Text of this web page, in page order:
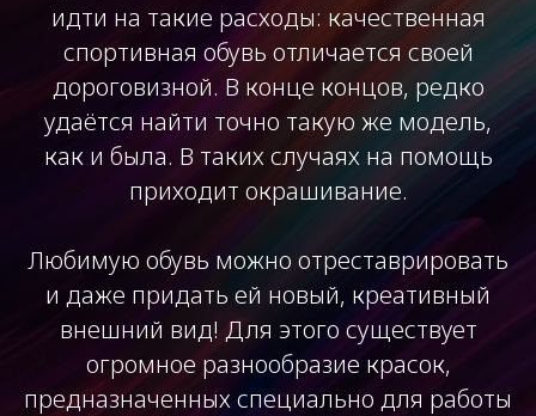
идти на такие расходы: качественная
спортивная обувь отличается своей
дороговизной. В конце концов, редко
удаётся найти точно такую же модель,
как и была. В таких случаях на помощь
приходит окрашивание.
Любимую обувь можно отреставрировать
и даже придать ей новый, креативный
внешний вид! Для этого существует
огромное разнообразие красок,
предназначенных специально для работы